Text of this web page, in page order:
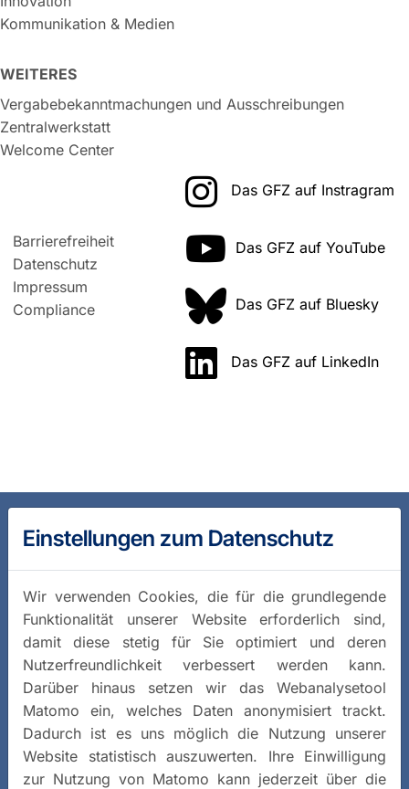
Kommunikation & Medien
WEITERES
Vergabebekanntmachungen und Ausschreibungen
Zentralwerkstatt
Welcome Center
Barrierefreiheit
Datenschutz
Impressum
Compliance
Das GFZ auf Instragram
Das GFZ auf YouTube
Das GFZ auf Bluesky
Das GFZ auf LinkedIn
Einstellungen zum Datenschutz
Wir verwenden Cookies, die für die grundlegende
Funktionalität unserer Website erforderlich sind,
damit diese stetig für Sie optimiert und deren
Nutzerfreundlichkeit verbessert werden kann.
Darüber hinaus setzen wir das Webanalysetool
Matomo ein, welches Daten anonymisiert trackt.
Dadurch ist es uns möglich die Nutzung unserer
Website statistisch auszuwerten. Ihre Einwilligung
zur Nutzung von Matomo kann jederzeit über die